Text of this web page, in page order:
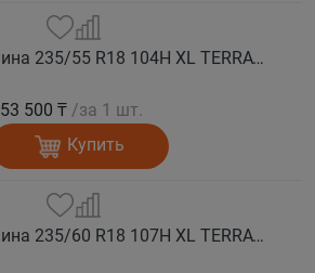
DAVANTI Автошина 235/55 R18 104H XL TERRATOURA A/T RWL RPR M+S
53 500 ₸ /за 1 шт.
Купить
DAVANTI Автошина 235/60 R18 107H XL TERRATOURA A/T RWL RPR M+S